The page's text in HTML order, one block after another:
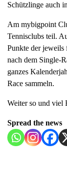
Schützlinge auch
Am mybigpoint
Tennisclubs teil.
Punkte der jeweils
nach dem Single-
ganzes
Race sammeln.
Weiter so und viel
Spread the news